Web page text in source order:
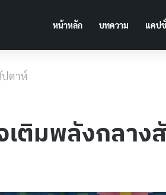
หน้าหลัก บทความ แคป
ปดาห์
เติมพลังกลาง